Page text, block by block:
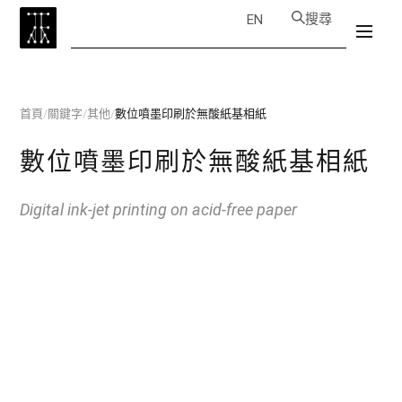
EN 搜尋
首頁/關鍵字/其他/數位噴墨印刷於無酸紙基相紙
數位噴墨印刷於無酸紙基相紙
Digital ink-jet printing on acid-free paper